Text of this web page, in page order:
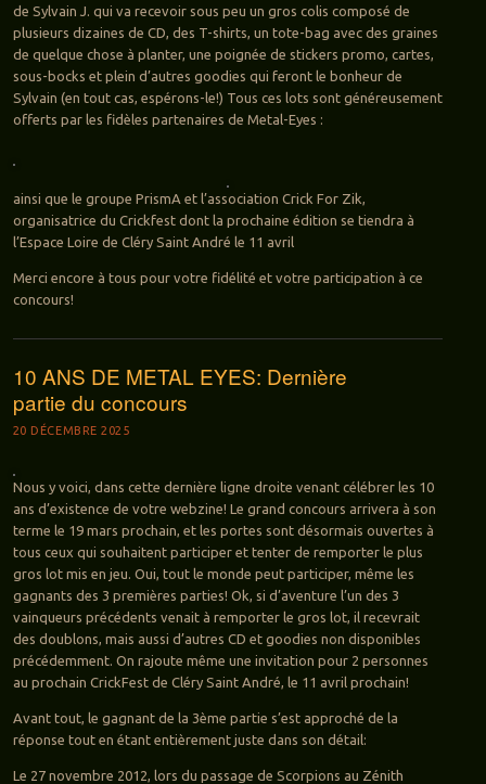
de Sylvain J. qui va recevoir sous peu un gros colis composé de
plusieurs dizaines de CD, des T-shirts, un tote-bag avec des graines
de quelque chose à planter, une poignée de stickers promo, cartes,
sous-bocks et plein d’autres goodies qui feront le bonheur de
Sylvain (en tout cas, espérons-le!) Tous ces lots sont généreusement
offerts par les fidèles partenaires de Metal-Eyes :
ainsi que le groupe PrismA et l’association Crick For Zik,
organisatrice du Crickfest dont la prochaine édition se tiendra à
l’Espace Loire de Cléry Saint André le 11 avril
Merci encore à tous pour votre fidélité et votre participation à ce
concours!
10 ANS DE METAL EYES: Dernière
partie du concours
20 DÉCEMBRE 2025
Nous y voici, dans cette dernière ligne droite venant célébrer les 10
ans d’existence de votre webzine! Le grand concours arrivera à son
terme le 19 mars prochain, et les portes sont désormais ouvertes à
tous ceux qui souhaitent participer et tenter de remporter le plus
gros lot mis en jeu. Oui, tout le monde peut participer, même les
gagnants des 3 premières parties! Ok, si d’aventure l’un des 3
vainqueurs précédents venait à remporter le gros lot, il recevrait
des doublons, mais aussi d’autres CD et goodies non disponibles
précédemment. On rajoute même une invitation pour 2 personnes
au prochain CrickFest de Cléry Saint André, le 11 avril prochain!
Avant tout, le gagnant de la 3ème partie s’est approché de la
réponse tout en étant entièrement juste dans son détail:
Le 27 novembre 2012, lors du passage de Scorpions au Zénith